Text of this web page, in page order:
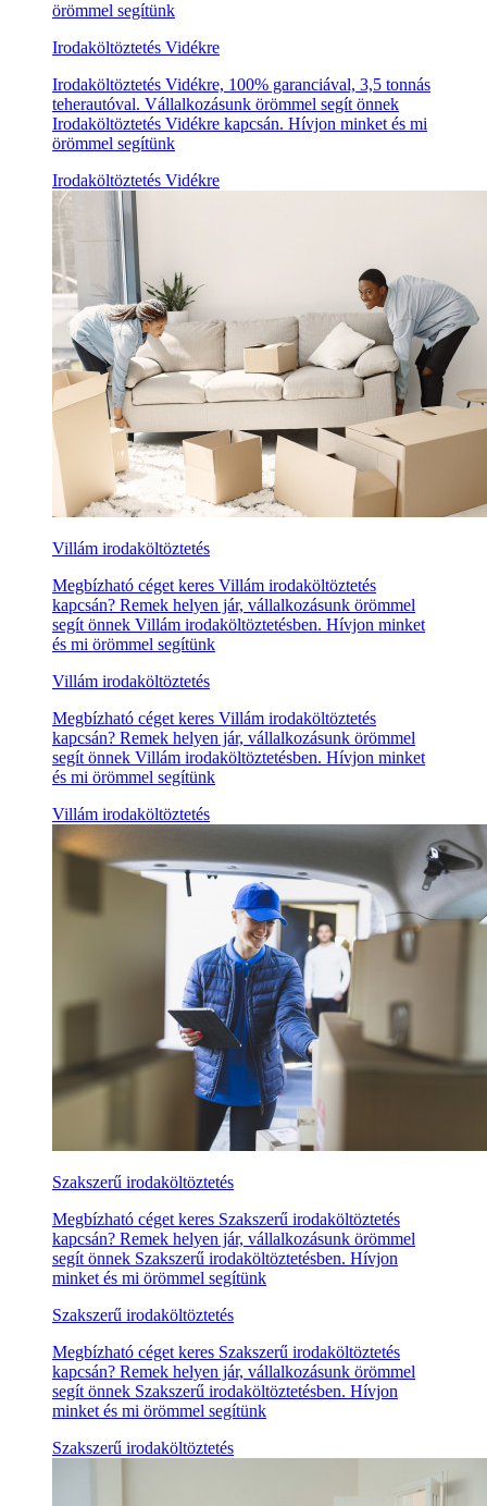
örömmel segítünk
Irodaköltöztetés Vidékre
Irodaköltöztetés Vidékre, 100% garanciával, 3,5 tonnás
teherautóval. Vállalkozásunk örömmel segít önnek
Irodaköltöztetés Vidékre kapcsán. Hívjon minket és mi
örömmel segítünk
Irodaköltöztetés Vidékre
Villám irodaköltöztetés
Megbízható céget keres Villám irodaköltöztetés
kapcsán? Remek helyen jár, vállalkozásunk örömmel
segít önnek Villám irodaköltöztetésben. Hívjon minket
és mi örömmel segítünk
Villám irodaköltöztetés
Megbízható céget keres Villám irodaköltöztetés
kapcsán? Remek helyen jár, vállalkozásunk örömmel
segít önnek Villám irodaköltöztetésben. Hívjon minket
és mi örömmel segítünk
Villám irodaköltöztetés
Szakszerű irodaköltöztetés
Megbízható céget keres Szakszerű irodaköltöztetés
kapcsán? Remek helyen jár, vállalkozásunk örömmel
segít önnek Szakszerű irodaköltöztetésben. Hívjon
minket és mi örömmel segítünk
Szakszerű irodaköltöztetés
Megbízható céget keres Szakszerű irodaköltöztetés
kapcsán? Remek helyen jár, vállalkozásunk örömmel
segít önnek Szakszerű irodaköltöztetésben. Hívjon
minket és mi örömmel segítünk
Szakszerű irodaköltöztetés